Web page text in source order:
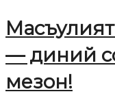
— диний
мезон!